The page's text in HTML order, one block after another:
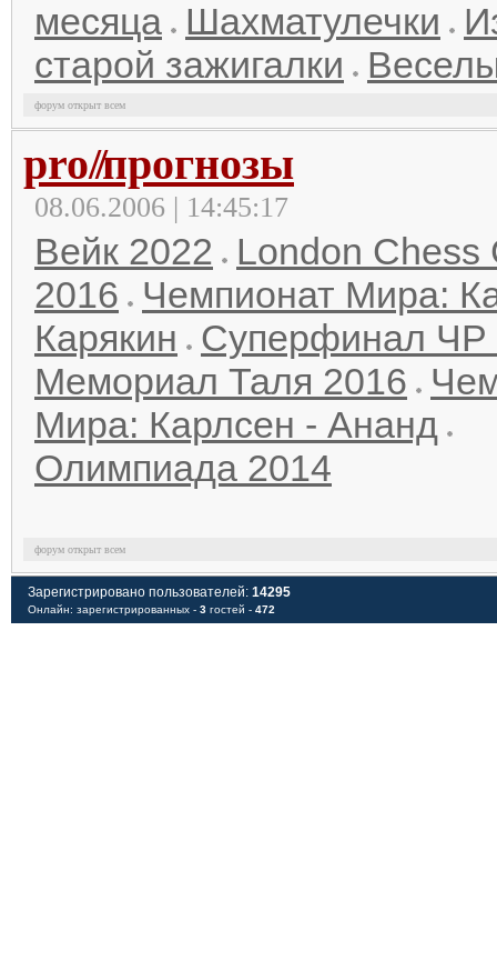
месяца
Шахматулечки
старой зажигалки
форум открыт всем
pro//прогнозы
08.06.2006 | 14:45:17
Вейк 2022
London Chess
2016
Чемпионат Мира:
Карякин
Суперфинал ЧР
Мемориал Таля 2016
Мира: Карлсен - Ананд
Олимпиада 2014
форум открыт всем
Зарегистрировано пользователей: 14295
Онлайн: зарегистрированных - 3 гостей - 472